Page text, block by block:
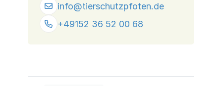
info@tierschutzpfoten.de
+49152 36 52 00 68